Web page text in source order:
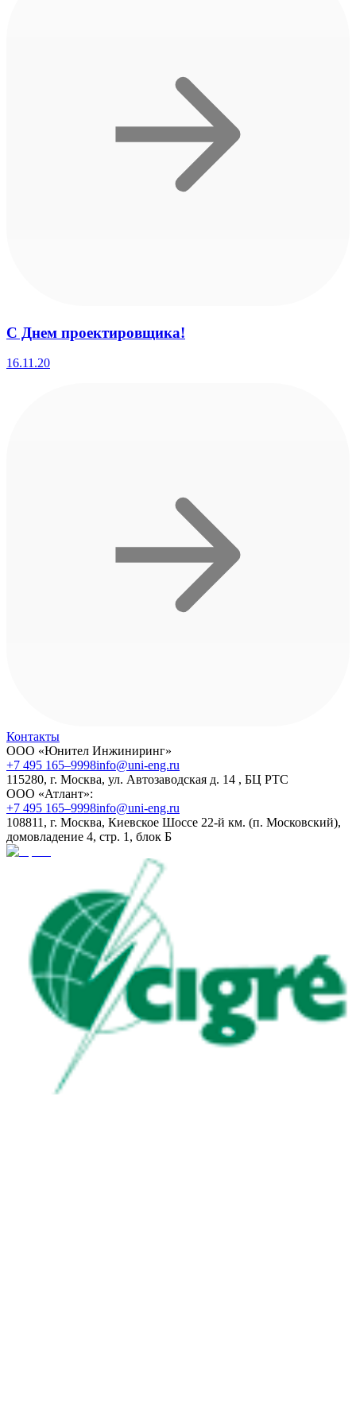
С Днем проектировщика!
16.11.20
Контакты
ООО «Юнител Инжиниринг»
+7 495 165–9998info@uni-eng.ru
115280, г. Москва, ул. Автозаводская д. 14 , БЦ РТС
ООО «Атлант»:
+7 495 165–9998info@uni-eng.ru
108811, г. Москва, Киевское Шоссе 22-й км. (п. Московский),
домовладение 4, стр. 1, блок Б